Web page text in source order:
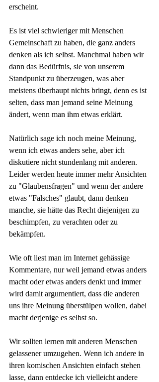
erscheint.
Es ist viel schwieriger mit Menschen
Gemeinschaft zu haben, die ganz anders
denken als ich selbst. Manchmal haben wir
dann das Bedürfnis, sie von unserem
Standpunkt zu überzeugen, was aber
meistens überhaupt nichts bringt, denn es ist
selten, dass man jemand seine Meinung
ändert, wenn man ihm etwas erklärt.
Natürlich sage ich noch meine Meinung,
wenn ich etwas anders sehe, aber ich
diskutiere nicht stundenlang mit anderen.
Leider werden heute immer mehr Ansichten
zu "Glaubensfragen" und wenn der andere
etwas "Falsches" glaubt, dann denken
manche, sie hätte das Recht diejenigen zu
beschimpfen, zu verachten oder zu
bekämpfen.
Wie oft liest man im Internet gehässige
Kommentare, nur weil jemand etwas anders
macht oder etwas anders denkt und immer
wird damit argumentiert, dass die anderen
uns ihre Meinung überstülpen wollen, dabei
macht derjenige es selbst so.
Wir sollten lernen mit anderen Menschen
gelassener umzugehen. Wenn ich andere in
ihren komischen Ansichten einfach stehen
lasse, dann entdecke ich vielleicht andere